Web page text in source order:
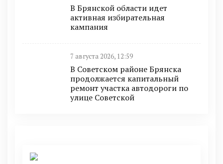
В Брянской области идет
активная избирательная
кампания
7 августа 2026, 12:59
В Советском районе Брянска
продолжается капитальный
ремонт участка автодороги по
улице Советской